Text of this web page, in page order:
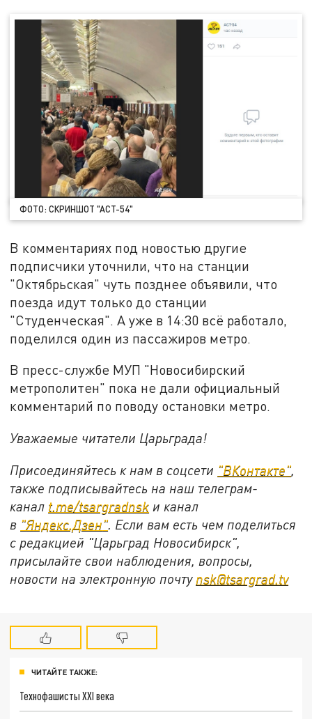
ФОТО: СКРИНШОТ "АСТ-54"
В комментариях под новостью другие
подписчики уточнили, что на станции
"Октябрьская" чуть позднее объявили, что
поезда идут только до станции
"Студенческая". А уже в 14:30 всё работало,
поделился один из пассажиров метро.
В пресс-службе МУП "Новосибирский
метрополитен" пока не дали официальный
комментарий по поводу остановки метро.
Уважаемые читатели Царьграда!
Присоединяйтесь к нам в соцсети "ВКонтакте",
также подписывайтесь на наш телеграм-
канал t.me/tsargradnsk и канал
в "Яндекс.Дзен". Если вам есть чем поделиться
с редакцией "Царьград Новосибирск",
присылайте свои наблюдения, вопросы,
новости на электронную почту nsk@tsargrad.tv
ЧИТАЙТЕ ТАКЖЕ:
Технофашисты XXI века